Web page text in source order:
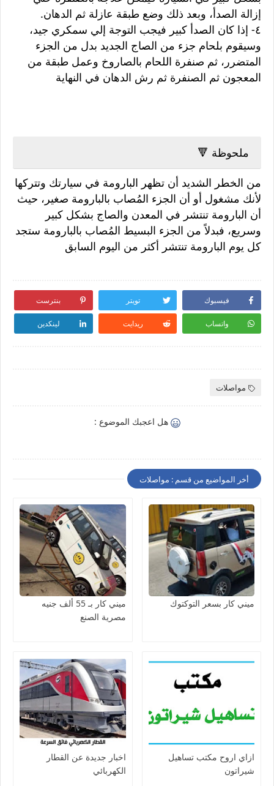
إزالة الصدأ، وبعد ذلك وضع طبقة عازلة ثم الدهان.
٤- إذا كان الصدأ كبير فيجب التوجة إلي سمكري جيد،
وسيقوم بلحام جزء من الصاج الجديد بدل من الجزء
المتضرر، ثم صنفرة اللحام بالصاروخ وعمل طبقة من
المعجون ثم الصنفرة ثم رش الدهان في النهاية
ملحوظة 🔻
من الخطر الشديد أن تظهر البارومة في سيارتك وتتركها
لأنك مشغول أو أن الجزء المُصاب بالبارومة صغير، حيث
أن البارومة تنتشر في المعدن والصاج بشكل كبير
وسريع، فبدلاً من الجزء البسيط المُصاب بالبارومة ستجد
كل يوم البارومة تنتشر أكثر من اليوم السابق
فيسبوك تويتر بنترست
واتساب ريدايت لينكدين
مواصلات
هل اعجبك الموضوع :
أخر المواضيع من قسم : مواصلات
ميني كار بسعر التوكتوك
ميني كار بـ 55 ألف جنيه
مصرية الصنع
ازاي اروح مكتب تساهيل
شيراتون
اخبار جديدة عن القطار
الكهربائي